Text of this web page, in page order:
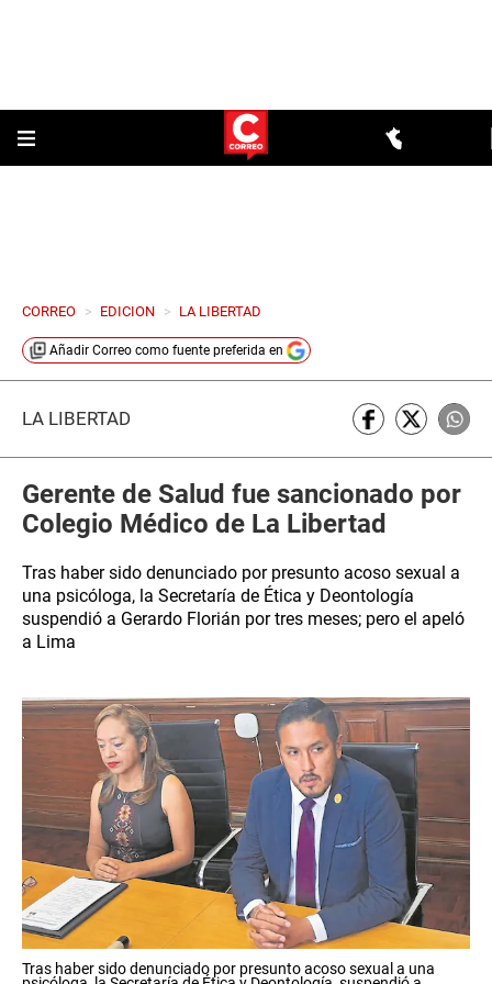
CORREO > EDICION > LA LIBERTAD
Añadir Correo como fuente preferida en
LA LIBERTAD
Gerente de Salud fue sancionado por
Colegio Médico de La Libertad
Tras haber sido denunciado por presunto acoso sexual a
una psicóloga, la Secretaría de Ética y Deontología
suspendió a Gerardo Florián por tres meses; pero el apeló
a Lima
Tras haber sido denunciado por presunto acoso sexual a una